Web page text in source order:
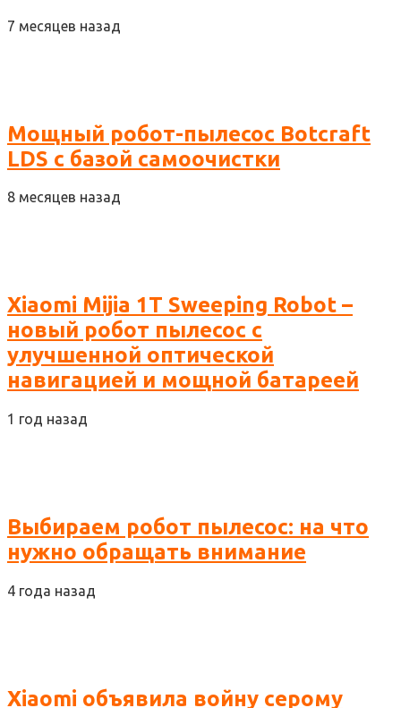
7 месяцев назад
Мощный робот-пылесос Botcraft
LDS с базой самоочистки
8 месяцев назад
Xiaomi Mijia 1T Sweeping Robot –
новый робот пылесос с
улучшенной оптической
навигацией и мощной батареей
1 год назад
Выбираем робот пылесос: на что
нужно обращать внимание
4 года назад
Xiaomi объявила войну серому